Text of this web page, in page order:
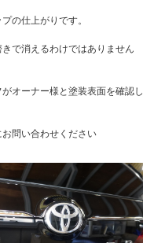
の仕上がりです。
で消えるわけではありません
オーナー様と塗装表面を確認し
問い合わせください